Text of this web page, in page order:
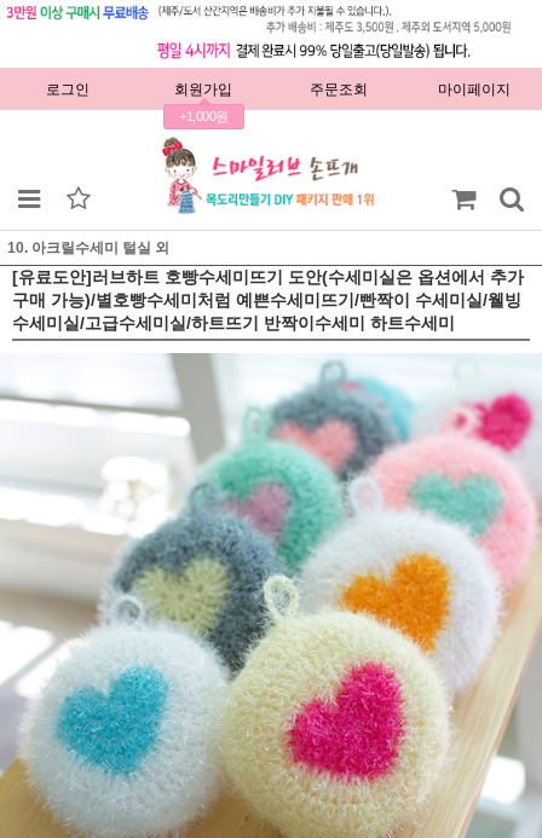
로그인 회원가입
+1,000원
주문조회 마이페이지
10. 아크릴수세미 털실 외
[유료도안]러브하트 호빵수세미뜨기 도안(수세미실은 옵션에서 추가
구매 가능)/별호빵수세미처럼 예쁜수세미뜨기/빤짝이 수세미실/웰빙
수세미실/고급수세미실/하트뜨기 반짝이수세미 하트수세미